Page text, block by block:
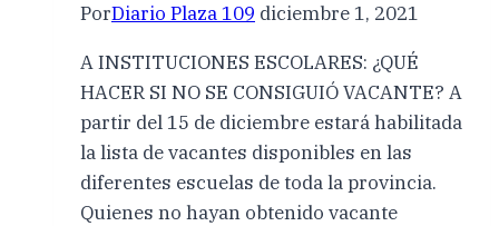
PorDiario Plaza 109 diciembre 1, 2021
A INSTITUCIONES ESCOLARES: ¿QUÉ
HACER SI NO SE CONSIGUIÓ VACANTE? A
partir del 15 de diciembre estará habilitada
la lista de vacantes disponibles en las
diferentes escuelas de toda la provincia.
Quienes no hayan obtenido vacante